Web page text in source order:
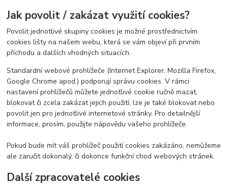
Jak povolit / zakázat využití cookies?
Povolit jednotlivé skupiny cookies je možné prostřednictvím
cookies lišty na našem webu, která se vám objeví při prvním
příchodu a dalších vhodných situacích.
Standardní webové prohlížeče (Internet Explorer, Mozilla Firefox,
Google Chrome apod.) podporují správu cookies. V rámci
nastavení prohlížečů můžete jednotlivé cookie ručně mazat,
blokovat či zcela zakázat jejich použití, lze je také blokovat nebo
povolit jen pro jednotlivé internetové stránky. Pro detailnější
informace, prosím, použijte nápovědu vašeho prohlížeče.
Pokud bude mít váš prohlížeč použití cookies zakázáno, nemůžeme
ale zaručit dokonalý, či dokonce funkční chod webových stránek.
Další zpracovatelé cookies